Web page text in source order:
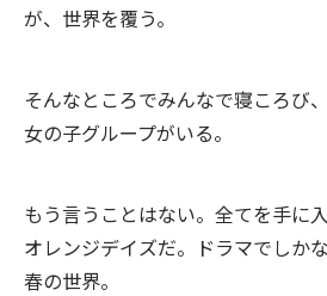
が、世界を覆う。
そんなところでみんなで寝ころび
女の子グループがいる。
もう言うことはない。全てを手に
オレンジデイズだ。ドラマでしか
春の世界。